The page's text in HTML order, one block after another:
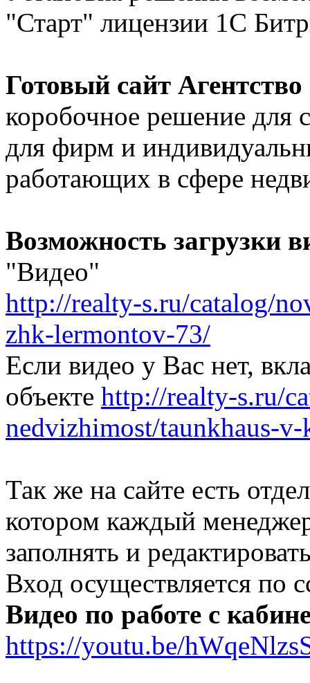
"Старт" лицензии 1С
Готовый сайт
коробочное решение для
для фирм и
работающих в сфере
Возможность загрузки
"Видео"
http://realty-s.ru/catalog/
zhk-lermontov-73/
Если видео у Вас нет,
объекте http://realty-s.ru/
nedvizhimost/taunkhaus-
Так же на сайте есть
котором каждый
заполнять и
Вход осуществляется по
Видео по работе с
https://youtu.be/